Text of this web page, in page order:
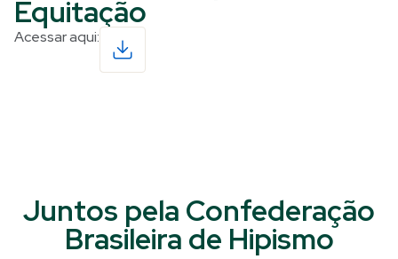
Equitação
Acessar aqui:
Juntos pela Confederação
Brasileira de Hipismo